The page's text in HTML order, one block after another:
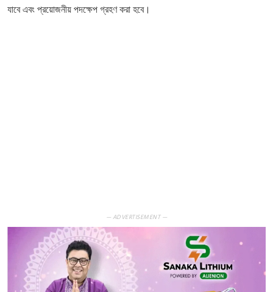
যাবে এবং প্রয়োজনীয় পদক্ষেপ গ্রহণ করা হবে।
— ADVERTISEMENT —